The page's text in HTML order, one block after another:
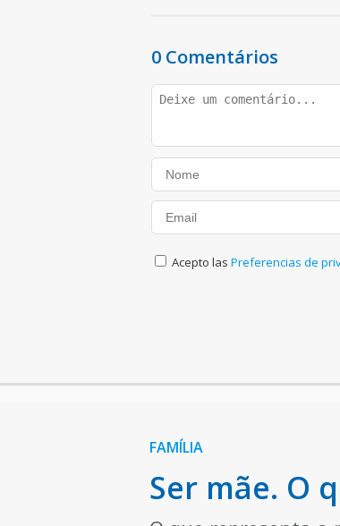
0 Comentários
Acepto lasPreferencias de
FAMÍLIA
Ser mãe. O